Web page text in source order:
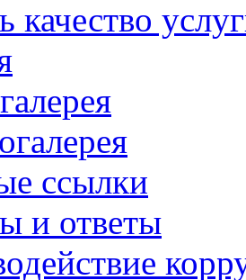
качество
ссылки
и ответы